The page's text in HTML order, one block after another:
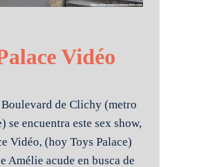
Vidéo
de Clichy (metro
se encuentra este sex show,
Vidéo, (hoy Toys Palace)
Amélie acude en busca de